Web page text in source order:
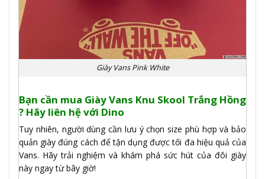
Giày Vans Pink White
Bạn cần mua Giày Vans Knu Skool Trắng Hồng
? Hãy liên hệ với Dino
Tuy nhiên, người dùng cần lưu ý chọn size phù hợp và bảo
quản giày đúng cách để tận dụng được tối đa hiệu quả của
Vans. Hãy trải nghiệm và khám phá sức hút của đôi giày
này ngay từ bây giờ!